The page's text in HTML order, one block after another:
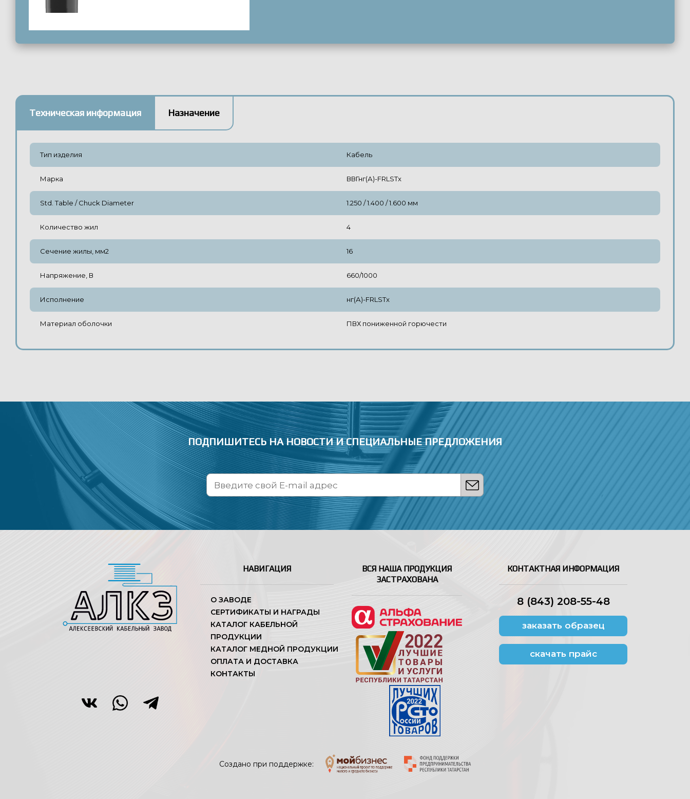
Техническая информация Назначение
Тип изделия Кабель
Марка ВВГнг(А)-FRLSTx
Std. Table / Chuck Diameter 1.250 / 1.400 / 1.600 мм
Количество жил 4
Сечение жилы, мм2 16
Напряжение, В 660/1000
Исполнение нг(А)-FRLSTx
Материал оболочки ПВХ пониженной горючести
ПОДПИШИТЕСЬ НА НОВОСТИИ СПЕЦИАЛЬНЫЕ ПРЕДЛОЖЕНИЯ
НАВИГАЦИЯ
О ЗАВОДЕ
СЕРТИФИКАТЫ И НАГРАДЫ
КАТАЛОГ КАБЕЛЬНОЙ
ПРОДУКЦИИ
КАТАЛОГ МЕДНОЙ ПРОДУКЦИИ
ОПЛАТА И ДОСТАВКА
КОНТАКТЫ
ВСЯ НАША ПРОДУКЦИЯ
ЗАСТРАХОВАНА
КОНТАКТНАЯ ИНФОРМАЦИЯ
8 (843) 208-55-48
заказать образец
скачать прайс
Создано при поддержке: